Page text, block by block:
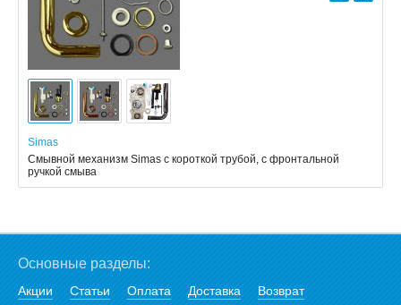
Simas
Смывной механизм Simas с короткой трубой, с фронтальной
ручкой смыва
Основные разделы:
Акции Статьи Оплата Доставка
Возврат